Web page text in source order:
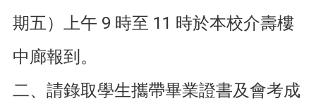
期五）上午 9 時至 11 時於本校介壽樓
中廊報到。
二、請錄取學生攜帶畢業證書及會考成